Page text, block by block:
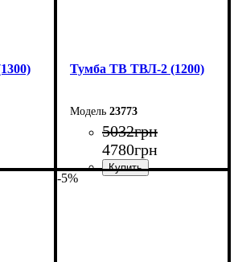
Тумба ТВ ТВЛ-2 (1200)
23773
5032грн
4780грн
-5%